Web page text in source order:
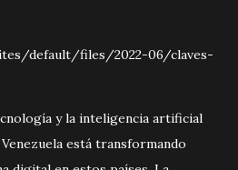
default/files/2022-06/claves-
y la inteligencia artificial
está transformando